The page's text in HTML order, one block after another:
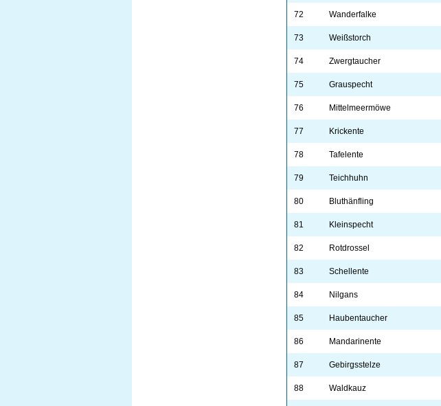
72 Wanderfalke
73 Weißstorch
74 Zwergtaucher
75 Grauspecht
76 Mittelmeermöwe
77 Krickente
78 Tafelente
79 Teichhuhn
80 Bluthänfling
81 Kleinspecht
82 Rotdrossel
83 Schellente
84 Nilgans
85 Haubentaucher
86 Mandarinente
87 Gebirgsstelze
88 Waldkauz